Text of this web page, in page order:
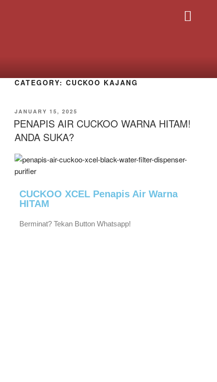
CATEGORY: CUCKOO KAJANG
JANUARY 15, 2025
PENAPIS AIR CUCKOO WARNA HITAM!
ANDA SUKA?
CUCKOO XCEL Penapis Air Warna
HITAM
Berminat? Tekan Button Whatsapp!